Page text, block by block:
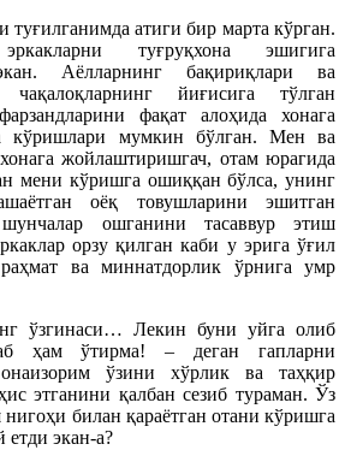
атиги бир марта кўрган.
туғруқхона эшигига
Аёлларнинг бақи­риқлари ва
йиғи­сига тўлган
фақат алоҳида хонага
кўришлари мумкин бўлган. Мен ва
жойлаштиришгач, отам юрагида
мени кўришга ошиққан бўлса, унинг
оёқ товушларини эшитган
ошганини тасаввур этиш
орзу қилган каби у эрига ўғил
ва миннатдорлик ўрнига умр
ўзгинаси… Лекин буни уйга олиб
ҳам ўтирма! – деган гап­ларни
ўзини хўрлик ва таҳқир
этганини қалбан сезиб тураман. Ўз
билан қараётган отани кўришга
экан-а?